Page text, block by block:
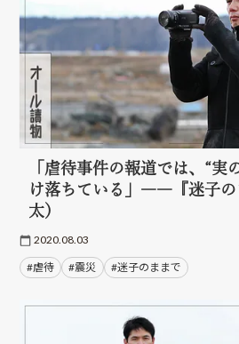
「虐待事件の報道では、“実
け落ちている」――『迷子の
太）
2020.08.03
#虐待 #震災 #迷子のままで